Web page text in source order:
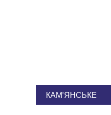
КАМ'ЯНСЬКЕ